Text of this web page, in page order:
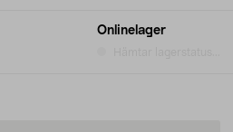
Onlinelager